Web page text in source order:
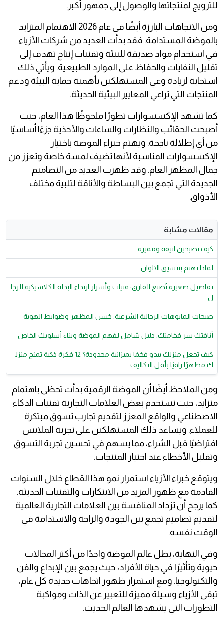
للترويج لمنتجاتها والوصول إلى جمهور أكبر.
ومن الاتجاهات البارزة أيضًا في عام 2026 الاهتمام المتزايد
بالموضة المستدامة. فقد بدأت العديد من شركات الأزياء
في استخدام مواد صديقة للبيئة وتقنيات إنتاج تهدف إلى
تقليل النفايات والحفاظ على الموارد الطبيعية. ويأتي ذلك
استجابة لزيادة وعي المستهلكين بأهمية حماية البيئة ودعم
المنتجات التي تراعي المعايير البيئية الحديثة.
كما تشهد الإكسسوارات تطورًا ملحوظًا هذا العام، حيث
أصبحت الحقائب والنظارات والساعات والأحذية جزءًا أساسيًا
من أي إطلالة ناجحة. ويهتم خبراء الموضة باختيار
الإكسسوارات المناسبة لأنها تضيف لمسة خاصة وتعزز من
جمال المظهر العام. وقد ظهرت العديد من التصاميم
الجديدة التي تجمع بين البساطة والأناقة لتلبية مختلف
الأذواق.
مقالات مشابة
كيف تصبحين انيقة ومميزة
لماذا نهتم بتنسيق الالوان
تفاصيل صغيرة تُصنع الفارق: فنيات وأسرار ارتداء البدلة الكلاسيكية للرجا
ل
صيحات المايوهات الرجالية الشرعية: حُسن المظهر وضوابط الهوية
أناقتك سر فخامتك: دليل شامل لفهم الموضة وبناء أسلوبك الخاص
كيف تجعل منزلك يبدو فخمًا بميزانية محدودة؟ 12 فكرة ذكية تمنح منزل
ك مظهرًا راقيًا بأقل التكاليف
ومن الملاحظ أيضًا أن الموضة الرقمية بدأت تحظى باهتمام
متزايد، حيث تستخدم بعض العلامات التجارية تقنيات الذكاء
الاصطناعي والواقع المعزز لتقديم تجارب تسوق مبتكرة
للعملاء. ويساعد ذلك المستهلكين على تجربة الملابس
افتراضيًا قبل الشراء، مما يسهم في تحسين تجربة التسوق
وتقليل الأخطاء عند اختيار المنتجات.
ويتوقع خبراء الأزياء استمرار نمو هذا القطاع خلال السنوات
القادمة مع ظهور المزيد من الابتكارات والتقنيات الحديثة.
كما يرجح أن تزداد المنافسة بين العلامات التجارية العالمية
لتقديم تصاميم تجمع بين الجودة والراحة والاستدامة في
الوقت نفسه.
وفي النهاية، يظل عالم الموضة واحدًا من أكثر المجالات
حيوية وتأثيرًا في حياة الأفراد، حيث يجمع بين الإبداع والفن
والتكنولوجيا. ومع استمرار ظهور اتجاهات جديدة كل عام،
تبقى الأزياء وسيلة مميزة للتعبير عن الذات ومواكبة
التطورات التي يشهدها العالم الحديث.